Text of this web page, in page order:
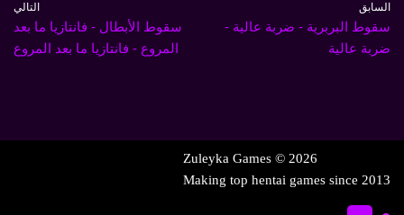
السابق
سقوط البربرية - ضربة عالية -
ضربة عالية
التالي
سقوط الأبطال - فانتازيا ما بعد
المروع - فانتازيا ما بعد المروع
2026 © Zuleyka Games
Making top hentai games since 2013